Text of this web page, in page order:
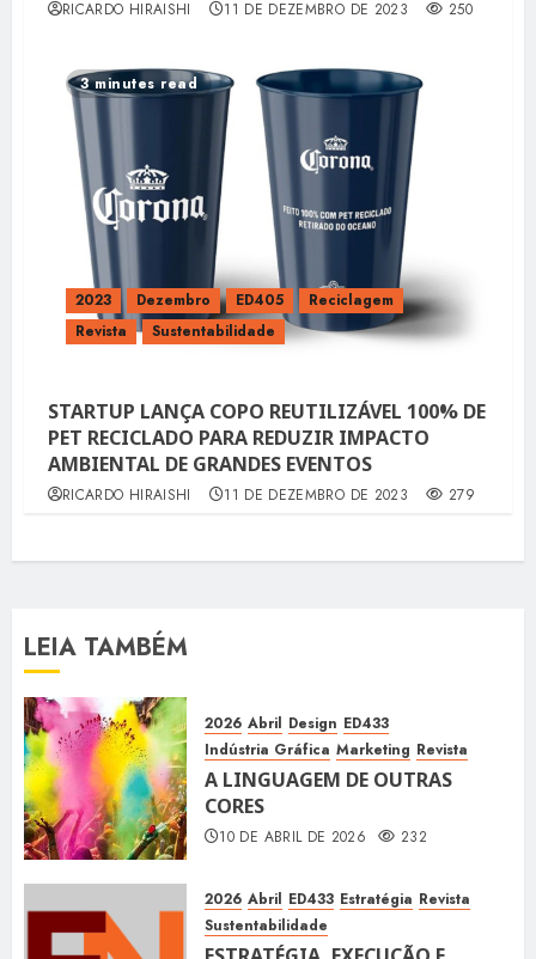
RICARDO HIRAISHI 11 DE DEZEMBRO DE 2023 250
3 minutes read
2023 Dezembro ED405
Reciclagem
Revista
Sustentabilidade
STARTUP LANÇA COPO REUTILIZÁVEL 100% DE
PET RECICLADO PARA REDUZIR IMPACTO
AMBIENTAL DE GRANDES EVENTOS
RICARDO HIRAISHI 11 DE DEZEMBRO DE 2023 279
LEIA TAMBÉM
2026 Abril Design ED433
Indústria Gráfica Marketing Revista
A LINGUAGEM DE OUTRAS
CORES
10 DE ABRIL DE 2026 232
2026 Abril ED433 Estratégia Revista
Sustentabilidade